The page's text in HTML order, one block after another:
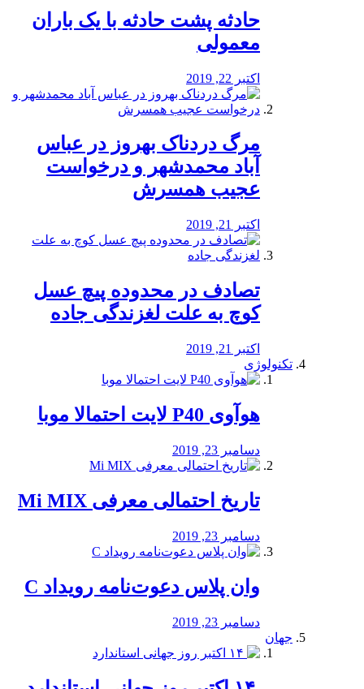
️حادثه پشت حادثه با یک باران
معمولی
اکتبر 22, 2019
مرگ دردناک بهروز در عباس
آباد محمدشهر و درخواست
عجیب همسرش
اکتبر 21, 2019
تصادف در محدوده پیچ عسل
کوچ به علت لغزندگی جاده
اکتبر 21, 2019
تکنولوژی
هوآوی P40 لایت احتمالا موبا
دسامبر 23, 2019
تاریخ احتمالی معرفی Mi MIX
دسامبر 23, 2019
وان پلاس دعوت‌نامه رویداد C
دسامبر 23, 2019
جهان